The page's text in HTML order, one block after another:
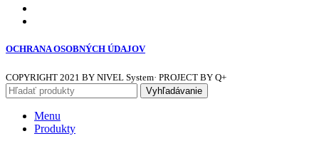
OCHRANA OSOBNÝCH ÚDAJOV
COPYRIGHT 2021 BY NIVEL System· PROJECT BY Q+
Vyhľadávanie
Menu
Produkty